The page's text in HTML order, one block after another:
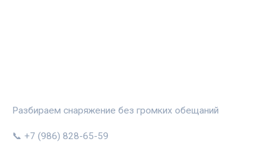
Разбираем снаряжение без громких обещаний
📞 +7 (986) 828-65-59